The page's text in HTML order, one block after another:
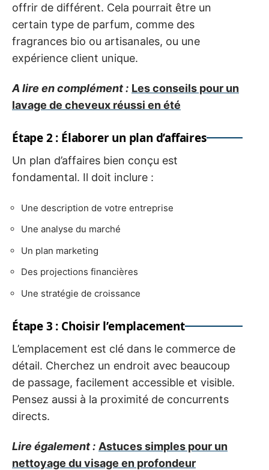
offrir de différent. Cela pourrait être un
certain type de parfum, comme des
fragrances bio ou artisanales, ou une
expérience client unique.
A lire en complément : Les conseils pour un
lavage de cheveux réussi en été
Étape 2 : Élaborer un plan d’affaires
Un plan d’affaires bien conçu est
fondamental. Il doit inclure :
Une description de votre entreprise
Une analyse du marché
Un plan marketing
Des projections financières
Une stratégie de croissance
Étape 3 : Choisir l’emplacement
L’emplacement est clé dans le commerce de
détail. Cherchez un endroit avec beaucoup
de passage, facilement accessible et visible.
Pensez aussi à la proximité de concurrents
directs.
Lire également : Astuces simples pour un
nettoyage du visage en profondeur